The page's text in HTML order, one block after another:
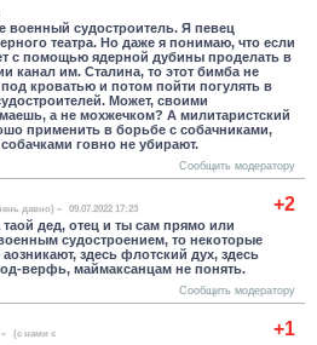
военный судостроитель. Я певец
театра. Но даже я понимаю, что если
с помощью ядерной дубины проделать в
канал им. Сталина, то этот бимба не
кроватью и потом пойти погулять в
Может, своими
а не мохжечком? А милитаристский
применить в борьбе с собачниками,
говно не убирают.
Сообщить модератору
+2
давно) 09.07.2022 17:23
таой дед, отец и ты сам прямо или
судостроением, то некоторые
здесь флотский дух, здесь
верфь, маймаксанцам не понять.
Сообщить модератору
+1
(c нами с